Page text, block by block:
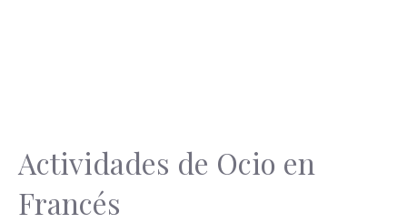
Actividades de Ocio en
Francés